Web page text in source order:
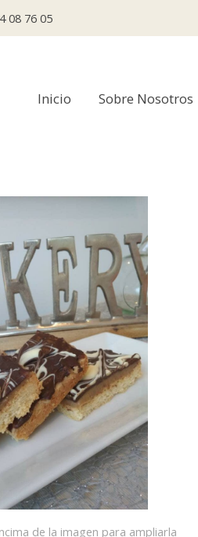
08 76 05
Inicio Sobre Nosotros
de la imagen para ampliarla